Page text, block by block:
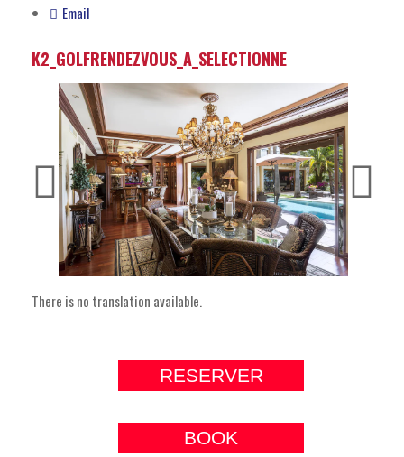
Email
K2_GOLFRENDEZVOUS_A_SELECTIONNE
There is no translation available.
RESERVER
BOOK